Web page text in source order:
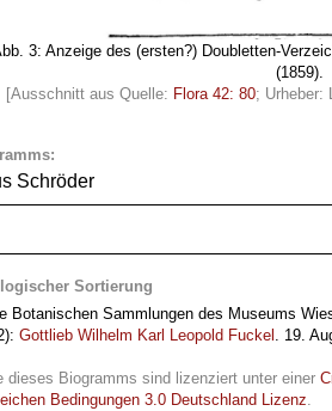
3: Anzeige des (ersten?) Doubletten-
(1859).
[Ausschnitt aus Quelle: Flora 42: 80; Urheber:
Schröder
Sortierung
Botanischen Sammlungen des Museums
Gottlieb Wilhelm Karl Leopold Fuckel . 19.
dieses Biogramms sind lizenziert unter einer
Bedingungen 3.0 Deutschland Lizenz.